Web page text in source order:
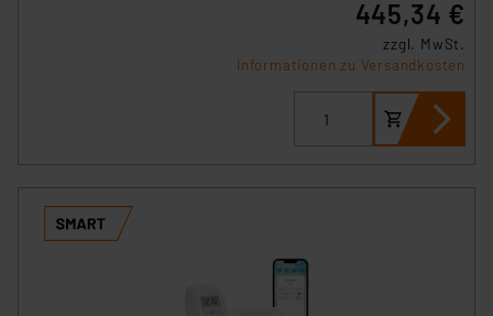
445,34 €
zzgl. MwSt.
Informationen zu Versandkosten